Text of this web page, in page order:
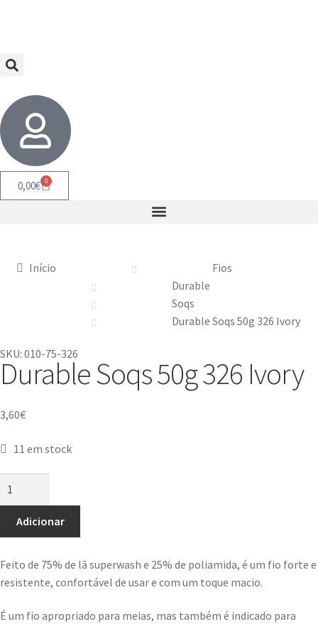
0,00€ 0
Início
Fios
Durable
Soqs
Durable Soqs 50g 326 Ivory
SKU: 010-75-326
Durable Soqs 50g 326 Ivory
3,60€
11 em stock
Adicionar
Feito de 75% de lã superwash e 25% de poliamida, é um fio forte e
resistente, confortável de usar e com um toque macio.
É um fio apropriado para meias, mas também é indicado para